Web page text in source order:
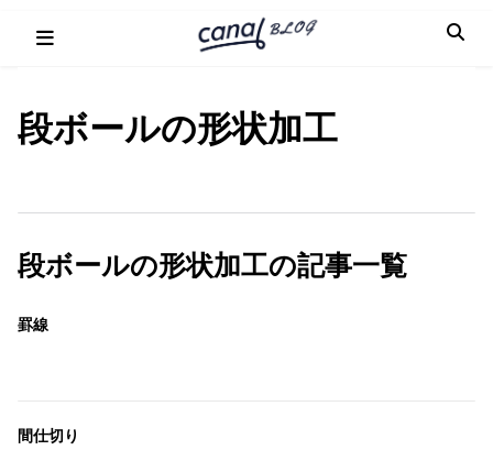
段ボールの形状加工
段ボールの形状加工の記事一覧
罫線
間仕切り